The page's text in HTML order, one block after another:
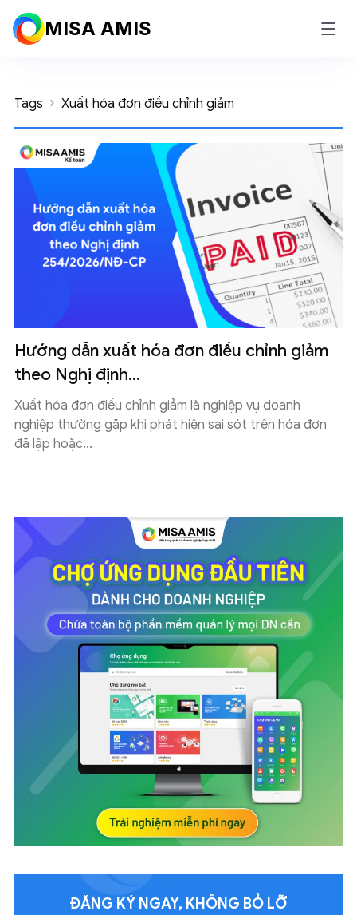
MISA AMIS
Tags Xuất hóa đơn điều chỉnh giảm
Hướng dẫn xuất hóa đơn điều chỉnh giảm
theo Nghị định...
Xuất hóa đơn điều chỉnh giảm là nghiệp vụ doanh
nghiệp thường gặp khi phát hiện sai sót trên hóa đơn
đã lập hoặc...
ĐĂNG KÝ NGAY, KHÔNG BỎ LỠ